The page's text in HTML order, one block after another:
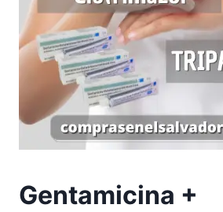
Gentamicina +